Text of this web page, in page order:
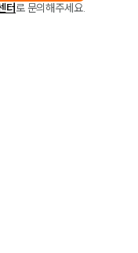
터로 문의해주세요.